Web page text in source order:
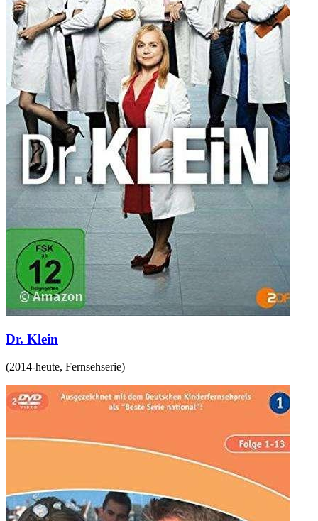
Dr. Klein
(2014-heute, Fernsehserie)